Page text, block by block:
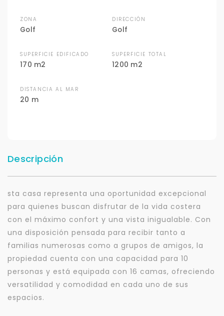
ZONA
Golf
DIRECCIÓN
Golf
SUPERFICIE EDIFICADO
170 m2
SUPERFICIE TOTAL
1200 m2
DISTANCIA AL MAR
20 m
Descripción
sta casa representa una oportunidad excepcional
para quienes buscan disfrutar de la vida costera
con el máximo confort y una vista inigualable. Con
una disposición pensada para recibir tanto a
familias numerosas como a grupos de amigos, la
propiedad cuenta con una capacidad para 10
personas y está equipada con 16 camas, ofreciendo
versatilidad y comodidad en cada uno de sus
espacios.